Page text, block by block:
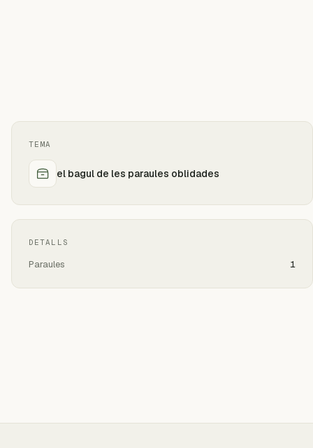
TEMA
el bagul de les paraules oblidades
DETALLS
Paraules 1